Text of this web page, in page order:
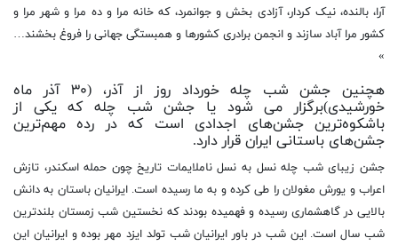
آرا، بالنده، نیک کردار، آزادی بخش و جوانمرد، که خانه مرا و ده مرا و شهر مرا و
کشور مرا آباد سازند و انجمن برادری کشورها و همبستگی جهانی را فروغ بخشند…
»
هچنین جشن شب چله خورداد روز از آذر، (۳۰ آذر ماه
خورشیدی)برگزار می شود یا جشن شب چله که یکی از
باشکوه‌ترین جشن‌های اجدادی است که در رده مهم‌ترین
جشن‌های باستانی ایران قرار دارد.
جشن زیبای شب چله نسل به نسل ناملایمات تاریخ چون حمله اسکندر، تازش
اعراب و یورش مغولان را طی کرده و به ما رسیده است. ایرانیان باستان به دانش
بالایی در گاهشماری رسیده و فهمیده بودند که نخستین شب زمستان بلندترین
شب سال است. این شب در باور ایرانیان شب تولد ایزد مهر بوده و ایرانیان این